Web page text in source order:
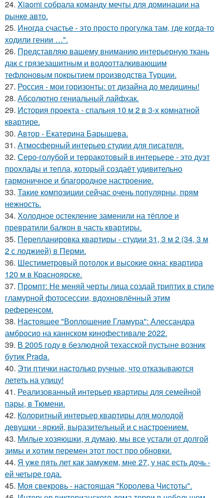
24. Xiaomi собрала команду мечты для доминации на
рынке авто.
25. Иногда счастье - это просто прогулка там, где когда-то
ходили гении …".
26. Представляю вашему вниманию интерьерную ткань
дак с грязезашитным и водоотталкивающим
тефлоновым покрытием производства Турции.
27. Россия - мои горизонты: от дизайна до медицины!
28. Абсолютно гениальный лайфхак.
29. История проекта - спальня 10 м 2 в 3-х комнатной
квартире.
30. Автор - Екатерина Барышева.
31. Атмосферный интерьер студии для писателя.
32. Серо-голубой и терракотовый в интерьере - это дуэт
прохлады и тепла, который создаёт удивительно
гармоничное и благородное настроение.
33. Такие композиции сейчас очень популярны, прям
нежность.
34. Холодное остекление заменили на тёплое и
превратили балкон в часть квартиры.
35. Перепланировка квартиры - студии 31, 3 м 2 (34, 3 м
2 с лоджией) в Перми.
36. Шестиметровый потолок и высокие окна: квартира
120 м в Красноярске.
37. Промпт: Не меняй черты лица создай триптих в стиле
гламурной фотосессии, вдохновлённый этим
референсом.
38. Настоящее "Воплощение Гламура": Алессандра
амбросио на каннском кинофестивале 2022.
39. В 2005 году в безлюдной техасской пустыне возник
бутик Prada.
40. Эти птички настолько ручные, что отказываются
лететь на улицу!
41. Реализованный интерьер квартиры для семейной
пары, в Тюмени.
42. Колоритный интерьер квартиры для молодой
девушки - яркий, выразительный и с настроением.
43. Милые хозяюшки, я думаю, мы все устали от долгой
зимы и хотим перемен этот пост про обновки.
44. Я уже пять лет как замужем, мне 27, у нас есть дочь -
ей четыре года.
45. Моя свекровь - настоящая "Королева Чистоты".